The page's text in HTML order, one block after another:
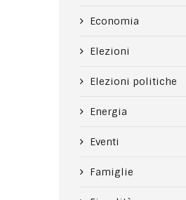
Economia
Elezioni
Elezioni politiche
Energia
Eventi
Famiglie